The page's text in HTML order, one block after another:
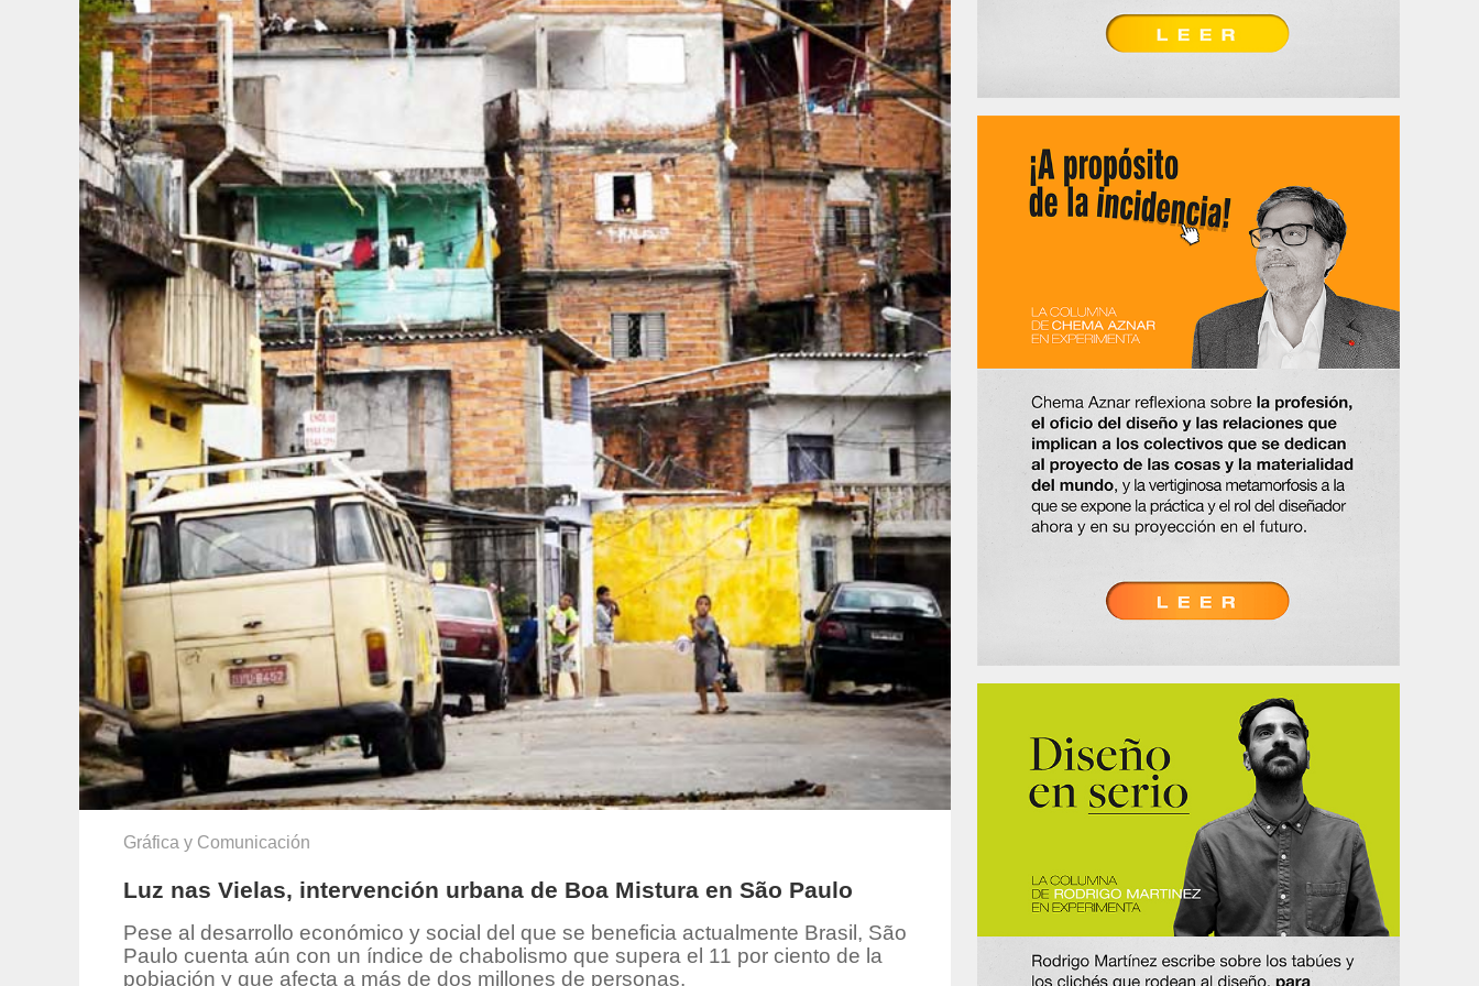
Gráfica y Comunicación
Luz nas Vielas, intervención urbana de Boa Mistura en São Paulo
Pese al desarrollo económico y social del que se beneficia actualmente Brasil, São
Paulo cuenta aún con un índice de chabolismo que supera el 11 por ciento de la
pobiación y que afecta a más de dos millones de personas.